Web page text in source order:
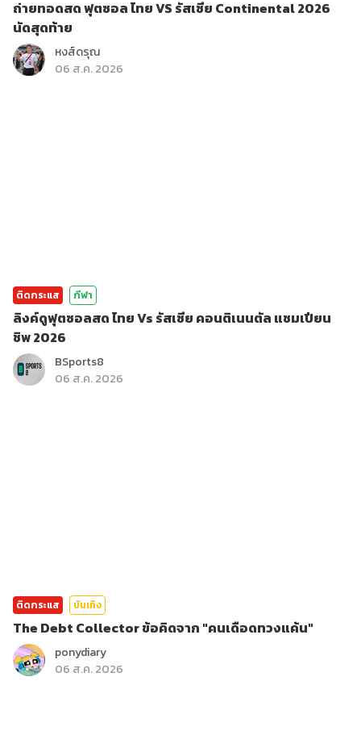
ถ่ายทอดสด ฟุตซอล ไทย VS รัสเซีย Continental 2026
นัดสุดท้าย
หงส์ดรุณ
06 ส.ค. 2026
ติดกระแส กีฬา
ลิงค์ดูฟุตซอลสด ไทย Vs รัสเซีย คอนติเนนตัล แชมเปียน
ชิพ 2026
BSports8
06 ส.ค. 2026
ติดกระแส บันเทิง
The Debt Collector ข้อคิดจาก "คนเดือดทวงแค้น"
ponydiary
06 ส.ค. 2026